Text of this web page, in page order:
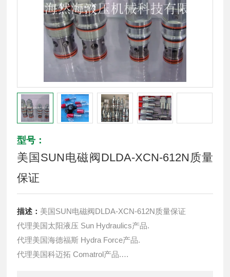
型号：
美国SUN电磁阀DLDA-XCN-612N质量
保证
描述： 美国SUN电磁阀DLDA-XCN-612N质量保证
代理美国太阳液压 Sun Hydraulics产品.
代理美国海德福斯 Hydra Force产品.
代理美国科迈拓 Comatrol产品.